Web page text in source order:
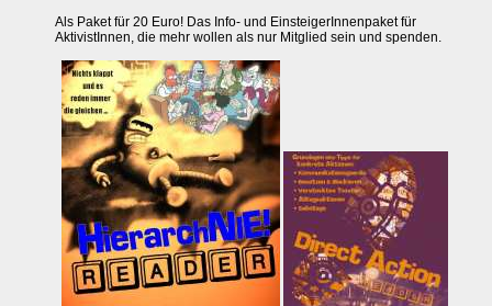
Als Paket für 20 Euro! Das Info- und EinsteigerInnenpaket für
AktivistInnen, die mehr wollen als nur Mitglied sein und spenden.